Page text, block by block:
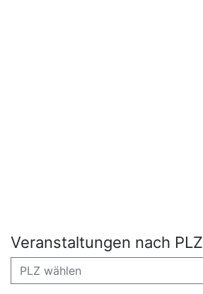
Veranstaltungen nach PLZ
PLZ wählen